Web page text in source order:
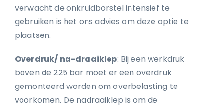
verwacht de onkruidborstel intensief te
gebruiken is het ons advies om deze optie te
plaatsen.
Overdruk/ na-draaiklep: Bij een werkdruk
boven de 225 bar moet er een overdruk
gemonteerd worden om overbelasting te
voorkomen. De nadraaiklep is om de